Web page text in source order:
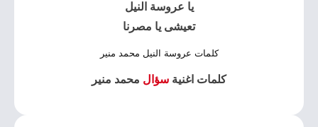
يا عروسة النيل
تعيشى يا مصرنا
كلمات عروسة النيل محمد منير
كلمات اغنية سؤال محمد منير